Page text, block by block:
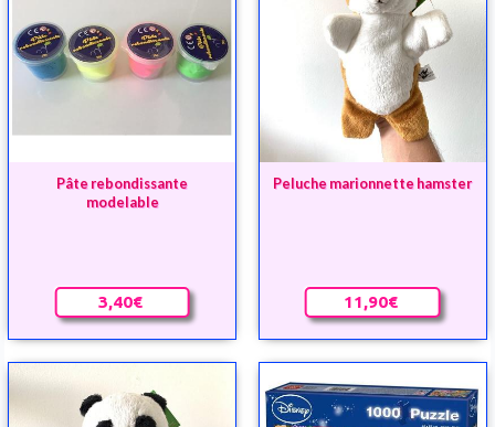
Pâte rebondissante
modelable
3,40€
Peluche marionnette hamster
11,90€